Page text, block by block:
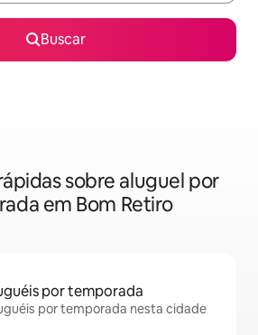
Buscar
sobre aluguel por
em Bom Retiro
por temporada
por temporada nesta cidade